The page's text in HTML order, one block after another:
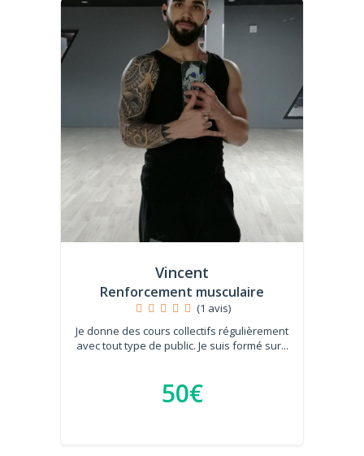
Vincent
Renforcement musculaire
(1 avis)
Je donne des cours collectifs régulièrement
avec tout type de public. Je suis formé sur...
50€